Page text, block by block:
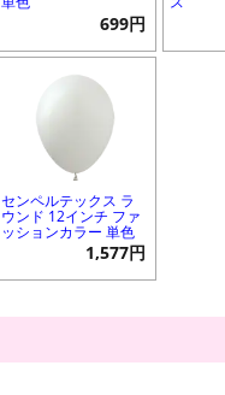
699円
センペルテックス ラ
ウンド 12インチ ファ
ッションカラー 単色
1,577円